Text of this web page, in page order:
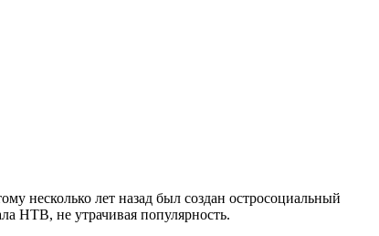
несколько лет назад был создан остросоциальный
НТВ, не утрачивая популярность.